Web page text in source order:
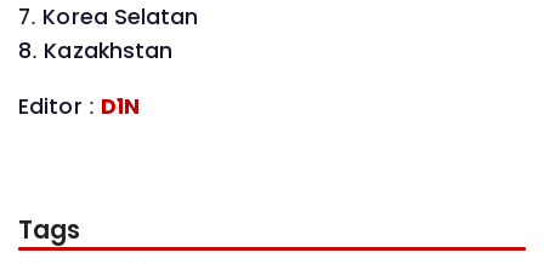
7. Korea Selatan
8. Kazakhstan
Editor : D1N
Tags